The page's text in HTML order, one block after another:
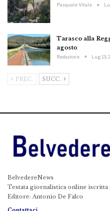
Pasquale Vitale
Tarasco alla
agosto
Redazione Lug 13,
PREC. SUCC.
BelvedereNews
Testata giornalistica online iscritta
Editore: Antonio De Falco